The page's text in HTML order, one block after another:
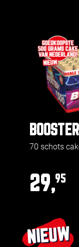
BOOSTER
70 schots
29,95
NIEUW